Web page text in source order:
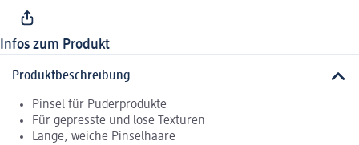
Infos zum Produkt
Produktbeschreibung
Pinsel für Puderprodukte
Für gepresste und lose Texturen
Lange, weiche Pinselhaare